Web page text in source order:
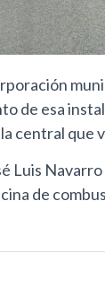
de esa
central que
Luis
de